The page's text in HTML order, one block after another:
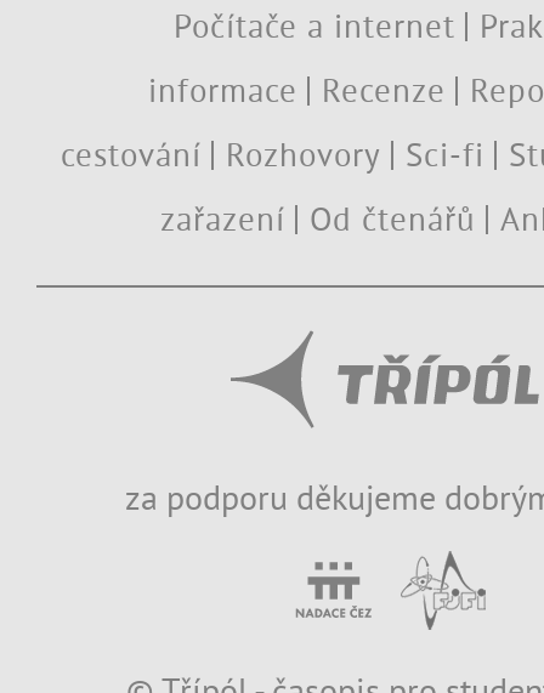
Počítače a internet
informace
Recenze
cestování
Rozhovory Sci-fi
zařazení
Od čtenářů
za podporu děkujeme